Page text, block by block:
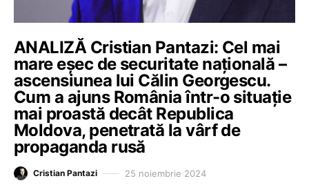
ANALIZĂ Cristian Pantazi: Cel mai
mare eșec de securitate națională –
ascensiunea lui Călin Georgescu.
Cum a ajuns România într-o situație
mai proastă decât Republica
Moldova, penetrată la vârf de
propaganda rusă
Cristian Pantazi 25 noiembrie 2024